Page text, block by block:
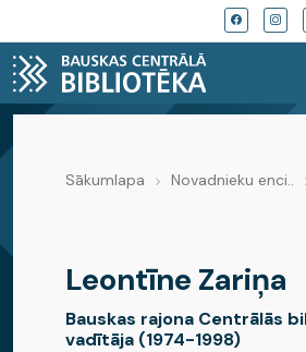
Novadnieku
Sākumlapa Novadnieku enci..
Leontīne Zariņa
Bauskas rajona Centrālās
vadītāja (1974-1998)